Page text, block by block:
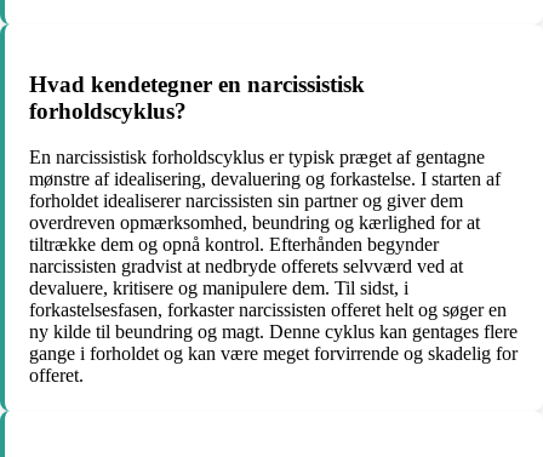
Hvad kendetegner en narcissistisk
forholdscyklus?
En narcissistisk forholdscyklus er typisk præget af gentagne
mønstre af idealisering, devaluering og forkastelse. I starten af
forholdet idealiserer narcissisten sin partner og giver dem
overdreven opmærksomhed, beundring og kærlighed for at
tiltrække dem og opnå kontrol. Efterhånden begynder
narcissisten gradvist at nedbryde offerets selvværd ved at
devaluere, kritisere og manipulere dem. Til sidst, i
forkastelsesfasen, forkaster narcissisten offeret helt og søger en
ny kilde til beundring og magt. Denne cyklus kan gentages flere
gange i forholdet og kan være meget forvirrende og skadelig for
offeret.